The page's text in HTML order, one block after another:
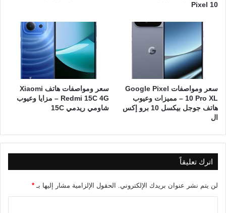
Pixel 10
سعر ومواصفات Google Pixel
10 Pro XL – مميزات وعيوب
هاتف جوجل بيكسل 10 برو إكس
ال
سعر ومواصفات هاتف Xiaomi
Redmi 15C 4G – مزايا وعيوب
شاومي ريدمي 15C
اترك تعليقاً
لن يتم نشر عنوان بريدك الإلكتروني. الحقول الإلزامية مشار إليها بـ *